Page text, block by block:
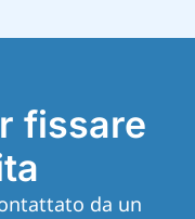
fissare
da un